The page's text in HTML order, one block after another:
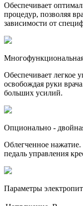
Обеспечивает
процедур, позволяя
зависимости от
Обеспечивает легкое
освобождая руки
больших усилий.
Опционально -
Облегченное
педаль управления
Параметры